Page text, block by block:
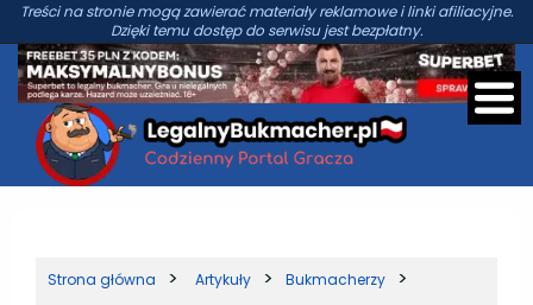
Treści na stronie mogą zawierać materiały reklamowe i linki afiliacyjne.
Dzięki temu dostęp do serwisu jest bezpłatny.
Strona główna Artykuły
Bukmacherzy